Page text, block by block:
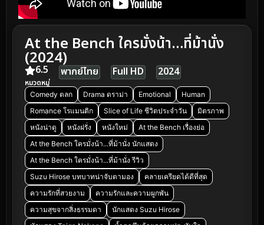
At the Bench ใครมั่งน้า…ที่ม้านั่ง
(2024)
6.5 พากย์ไทย Full HD 2024
หมวดหมู่
Comedy ตลก Drama ดราม่า Emotional
Human
Romance โรแมนติก
Slice of Life ชีวิตประจำวัน
มิตรภาพ
หนังน่าดู
หนังฝรั่ง หนังใหม่
At the Bench เรื่องย่อ
At the Bench ใครมั่งน้า...ที่ม้านั่ง นักแสดง
At the Bench ใครมั่งน้า...ที่ม้านั่ง รีวิว
Suzu Hirose บทบาทน่าจับตามอง
คลายเครียดได้ดีที่สุด
ความรักที่สวยงาม
ความรักและความผูกพัน
ความสุขจากสิ่งธรรมดา
นักแสดง Suzu Hirose